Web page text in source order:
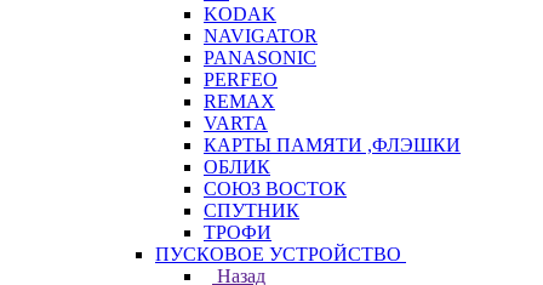
KODAK
NAVIGATOR
PANASONIC
PERFEO
REMAX
VARTA
КАРТЫ ПАМЯТИ ,ФЛЭШКИ
ОБЛИК
СОЮЗ ВОСТОК
СПУТНИК
ТРОФИ
ПУСКОВОЕ УСТРОЙСТВО
Назад